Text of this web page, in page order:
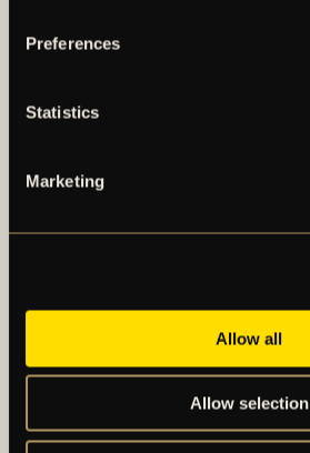
Preferences
Statistics
Marketing
Allow all
Allow selection
FLER NYHETER